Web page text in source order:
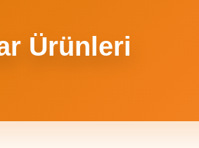
Ürünleri